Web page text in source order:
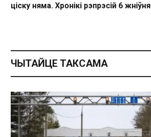
ціску няма. Хронікі рэпрэсій 6 жніўня
ЧЫТАЙЦЕ ТАКСАМА